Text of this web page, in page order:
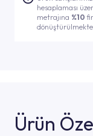
hesaplaması
metrajına %10
Ürün